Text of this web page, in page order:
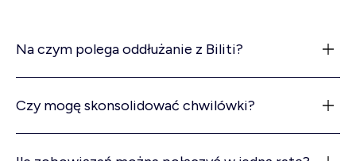
serce
ze raz
bardz
Na czym polega oddłużanie z Biliti?
Czy mogę skonsolidować chwilówki?